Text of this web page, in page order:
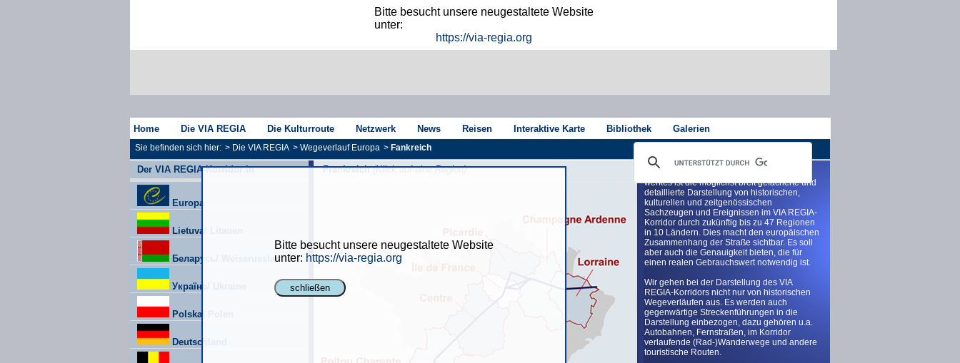
Bitte besucht unsere neugestaltete Website
unter:
https://via-regia.org
Bitte besucht unsere neugestaltete Website
unter: https://via-regia.org
schließen
Home Die VIA REGIA Die Kulturroute Netzwerk News Reisen Interaktive Karte Bibliothek Galerien
Sie befinden sich hier: > Die VIA REGIA >Wegeverlauf Europa >Fankreich
Frankreich(Klick auf eine Region)
Der VIA REGIA-Korridor in
Europa
Lietuva/ Litauen
Беларусь/ Weissrussland
Україна/ Ukraine
Polska/ Polen
Deutschland
werkes ist die möglichst breit gefächerte und
detaillierte Darstellung von historischen,
kulturellen und zeitgenössischen
Sachzeugen und Ereignissen im VIA REGIA-
Korridor durch zukünftig bis zu 47 Regionen
in 10 Ländern. Dies macht den europäischen
Zusammenhang der Straße sichtbar. Es soll
aber auch die Genauigkeit bieten, die für
einen realen Gebrauchswert notwendig ist.
Wir gehen bei der Darstellung des VIA
REGIA-Korridors nicht nur von historischen
Wegeverläufen aus. Es werden auch
gegenwärtige Streckenführungen in die
Darstellung einbezogen, dazu gehören u.a.
Autobahnen, Fernstraßen, im Korridor
verlaufende (Rad-)Wanderwege und andere
touristische Routen.